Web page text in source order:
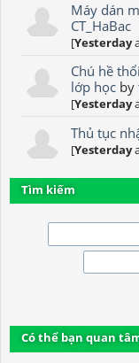
Máy dán
CT_HaBac
[Yesterday
Chú hề
lớp học by
[Yesterday
Thủ tục
[Yesterday
Tìm kiếm
Có thể bạn quan